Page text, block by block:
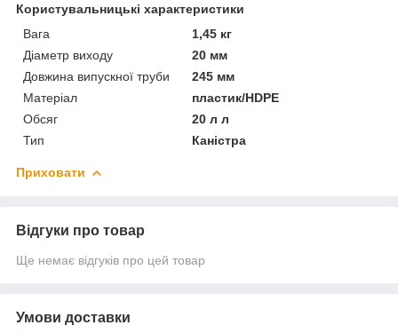
Користувальницькі характеристики
Вага
1,45 кг
Діаметр виходу
20 мм
Довжина випускної труби
245 мм
Матеріал
пластик/HDPE
Обсяг
20 л л
Тип
Каністра
Приховати
Відгуки про товар
Ще немає відгуків про цей товар
Умови доставки